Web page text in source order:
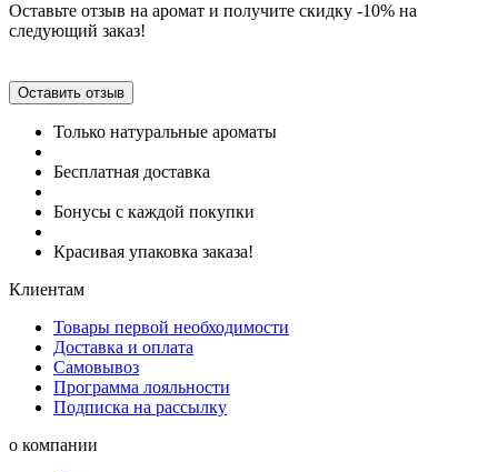
Оставьте отзыв на аромат и получите скидку -10% на
следующий заказ!
Оставить отзыв
Только натуральные ароматы
Бесплатная доставка
Бонусы с каждой покупки
Красивая упаковка заказа!
Клиентам
Товары первой необходимости
Доставка и оплата
Самовывоз
Программа лояльности
Подписка на рассылку
о компании